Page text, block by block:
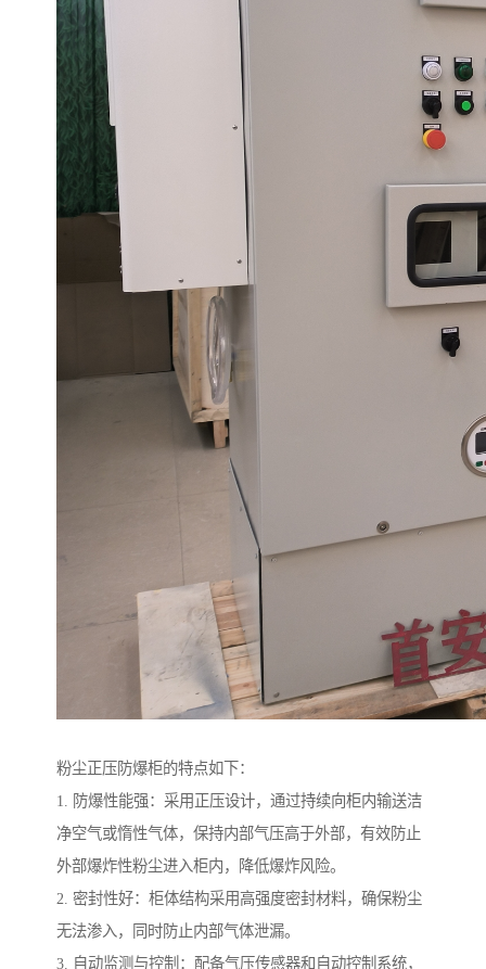
粉尘正压防爆柜的特点如下：
1. 防爆性能强：采用正压设计，通过持续向柜内输送洁
净空气或惰性气体，保持内部气压高于外部，有效防止
外部爆炸性粉尘进入柜内，降低爆炸风险。
2. 密封性好：柜体结构采用高强度密封材料，确保粉尘
无法渗入，同时防止内部气体泄漏。
3. 自动监测与控制：配备气压传感器和自动控制系统，